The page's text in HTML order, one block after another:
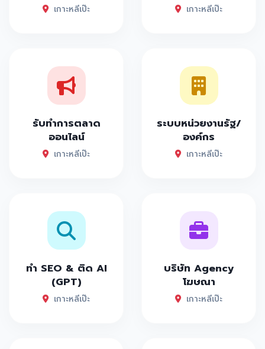
เกาะหลีเป๊ะ เกาะหลีเป๊ะ
รับทำการตลาด
ออนไลน์
เกาะหลีเป๊ะ
ระบบหน่วยงานรัฐ/
องค์กร
เกาะหลีเป๊ะ
ทำ SEO & ติด AI
(GPT)
เกาะหลีเป๊ะ
บริษัท Agency
โฆษณา
เกาะหลีเป๊ะ